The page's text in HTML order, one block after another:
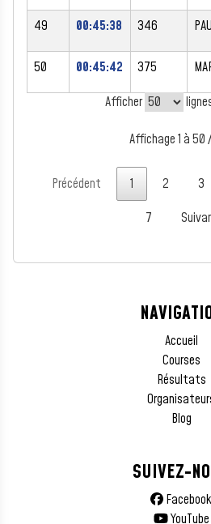
49 00:45:38 346
50 00:45:42 375
Afficher
Affichage 1 à
Précédent 1 2 3
7
Accueil
Courses
Résultats
Blog
SUIVEZ-
Facebook
YouTube